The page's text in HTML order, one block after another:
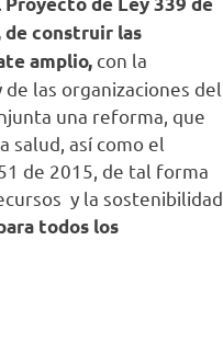
de construir las
amplio, con la
las organizaciones del
una reforma, que
salud, así como el
de 2015, de tal forma
y la sostenibilidad
todos los